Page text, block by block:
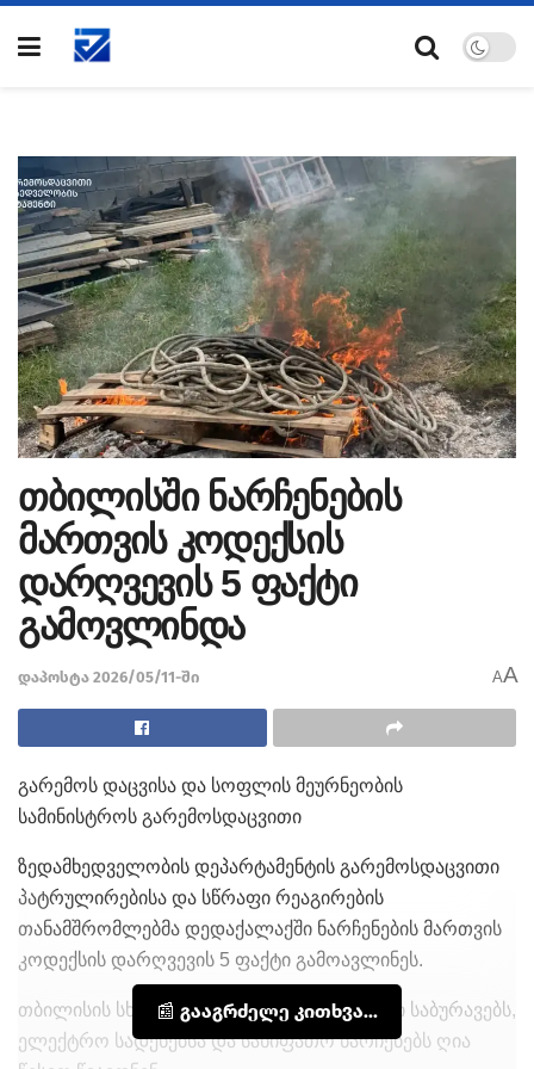
თბილისში ნარჩენების
მართვის კოდექსის
დარღვევის 5 ფაქტი
გამოვლინდა
დაპოსტა 2026/05/11-ში AA
გარემოს დაცვისა და სოფლის მეურნეობის
სამინისტროს გარემოსდაცვითი
ზედამხედველობის დეპარტამენტის გარემოსდაცვითი
პატრულირებისა და სწრაფი რეაგირების
თანამშრომლებმა დედაქალაქში ნარჩენების მართვის
კოდექსის დარღვევის 5 ფაქტი გამოავლინეს.
თბილისის სხვადასხვა უბანში მოქალაქეები საბურავებს,
ელექტრო სადენებსა და სახიფათო ნარჩენებს ღია
📰 გააგრძელე კითხვა...